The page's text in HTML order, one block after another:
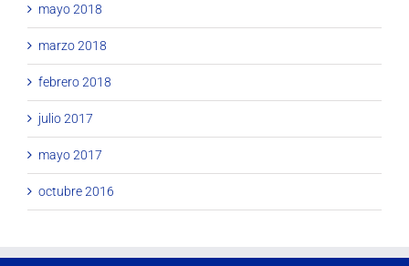
mayo 2018
marzo 2018
febrero 2018
julio 2017
mayo 2017
octubre 2016